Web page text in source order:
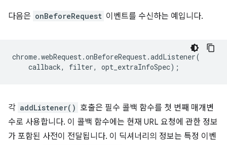
다음은 onBeforeRequest 이벤트를 수신하는 예입니다.
chrome.webRequest.onBeforeRequest.addListener(
callback, filter, opt_extraInfoSpec);
각 addListener() 호출은 필수 콜백 함수를 첫 번째 매개변
수로 사용합니다. 이 콜백 함수에는 현재 URL 요청에 관한 정보
가 포함된 사전이 전달됩니다. 이 딕셔너리의 정보는 특정 이벤